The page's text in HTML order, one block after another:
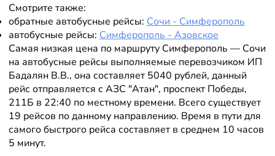
Смотрите также:
обратные автобусные рейсы: Сочи - Симферополь
автобусные рейсы: Симферополь - Азовское
Самая низкая цена по маршруту Симферополь — Сочи
на автобусные рейсы выполняемые перевозчиком ИП
Бадалян В.В., она составляет 5040 рублей, данный
рейс отправляется с АЗС "Атан", проспект Победы,
211Б в 22:40 по местному времени. Всего существует
19 рейсов по данному направлению. Время в пути для
самого быстрого рейса составляет в среднем 10 часов
5 минут.